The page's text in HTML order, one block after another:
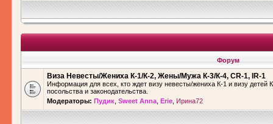
Форум
Виза Невесты/Жениха К-1/К-2, Жены/Мужа К-3/К-4, CR-1, IR-1
Информация для всех, кто ждет визу невесты/жениха К-1 и визу
посольства и законодательства.
Модераторы: Пудик Sweet Anna Erie Ирина72